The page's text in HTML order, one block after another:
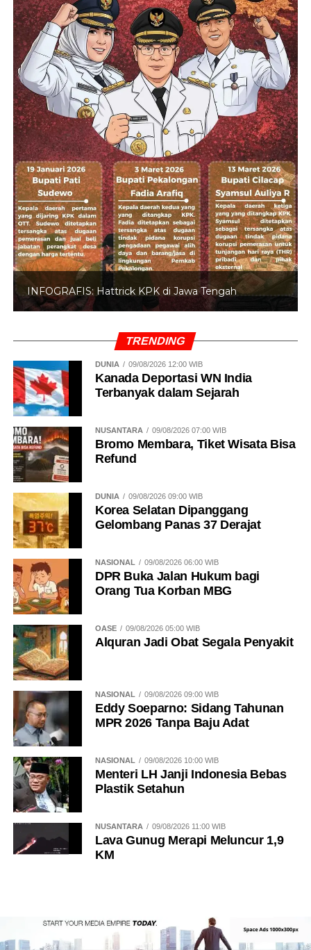
INFOGRAFIS: 5 Anggota DPR Dinonaktifkan
TRENDING
DUNIA 09/08/2026 12:00 WIB
Kanada Deportasi WN India
Terbanyak dalam Sejarah
NUSANTARA 09/08/2026 07:00 WIB
Bromo Membara, Tiket Wisata Bisa
Refund
DUNIA 09/08/2026 09:00 WIB
Korea Selatan Dipanggang
Gelombang Panas 37 Derajat
NASIONAL 09/08/2026 06:00 WIB
DPR Buka Jalan Hukum bagi
Orang Tua Korban MBG
OASE 09/08/2026 05:00 WIB
Alquran Jadi Obat Segala Penyakit
NASIONAL 09/08/2026 09:00 WIB
Eddy Soeparno: Sidang Tahunan
MPR 2026 Tanpa Baju Adat
NASIONAL 09/08/2026 10:00 WIB
Menteri LH Janji Indonesia Bebas
Plastik Setahun
NUSANTARA 09/08/2026 11:00 WIB
Lava Gunug Merapi Meluncur 1,9
KM